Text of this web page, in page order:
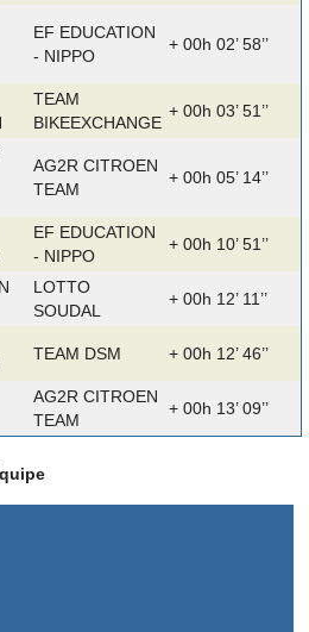
EF EDUCATION
- NIPPO
+ 00h 02’ 58’’
TEAM
BIKEEXCHANGE
+ 00h 03’ 51’’
AG2R CITROEN
TEAM
+ 00h 05’ 14’’
EF EDUCATION
- NIPPO
+ 00h 10’ 51’’
LOTTO
SOUDAL
+ 00h 12’ 11’’
TEAM DSM + 00h 12’ 46’’
AG2R CITROEN
TEAM
+ 00h 13’ 09’’